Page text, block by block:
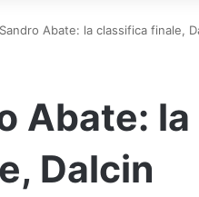
Abate: la classifica finale,
Abate: la
Dalcin